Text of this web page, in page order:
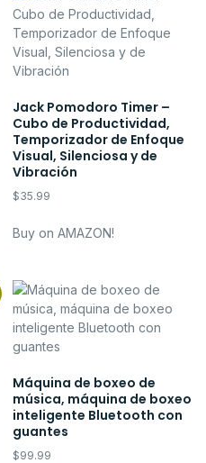
Jack Pomodoro Timer –
Cubo de Productividad,
Temporizador de Enfoque
Visual, Silenciosa y de
Vibración
$35.99
Buy on AMAZON!
Máquina de boxeo de
música, máquina de boxeo
inteligente Bluetooth con
guantes
$99.99